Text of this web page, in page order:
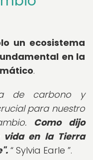
un ecosistema
en la
.
de carbono y
para nuestro
Como dijo
vida en la Tierra
Sylvia Earle .